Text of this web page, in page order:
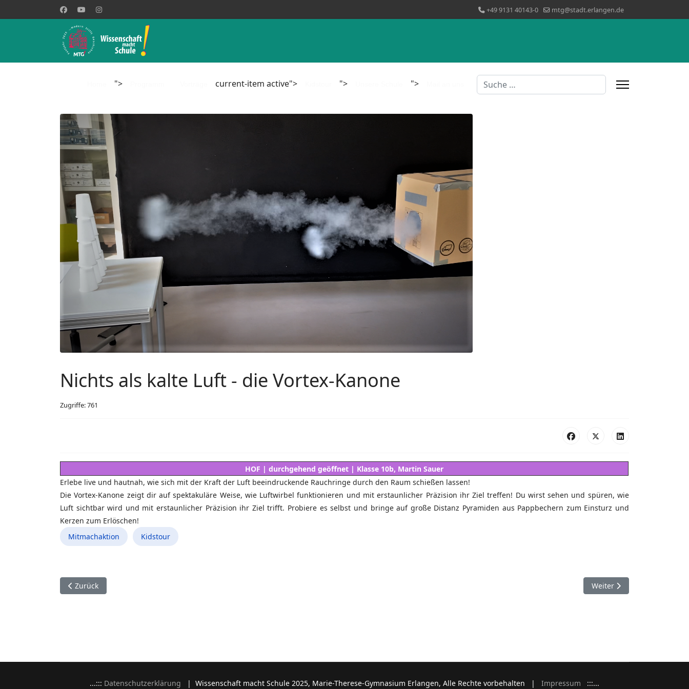
+49 9131 40143-0 mtg@stadt.erlangen.de
"> current-item active"> "> "> Suchen
Nichts als kalte Luft - die Vortex-Kanone
Zugriffe: 761
HOF | durchgehend geöffnet | Klasse 10b, Martin Sauer
Erlebe live und hautnah, wie sich mit der Kraft der Luft beeindruckende Rauchringe durch den Raum schießen lassen!
Die Vortex-Kanone zeigt dir auf spektakuläre Weise, wie Luftwirbel funktionieren und mit erstaunlicher Präzision ihr Ziel treffen! Du wirst sehen und spüren, wie
Luft sichtbar wird und mit erstaunlicher Präzision ihr Ziel trifft. Probiere es selbst und bringe auf große Distanz Pyramiden aus Pappbechern zum Einsturz und
Kerzen zum Erlöschen!
Mitmachaktion
Kidstour
Vorheriger Beitrag: Heißer Draht XXL
Zurück Nächster Beitrag: Farben
Weiter
...::: Datenschutzerklärung | Wissenschaft macht Schule 2025, Marie-Therese-Gymnasium Erlangen, Alle Rechte vorbehalten | Impressum :::...